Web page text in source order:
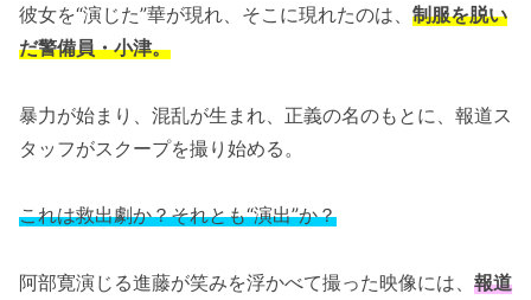
彼女を“演じた”華が現れ、そこに現れたのは、 制服を脱い
だ警備員・小津。
暴力が始まり、混乱が生まれ、正義の名のもとに、報道ス
タッフがスクープを撮り始める。
これは救出劇か？それとも“演出”か？
阿部寛演じる進藤が笑みを浮かべて撮った映像には、 報道